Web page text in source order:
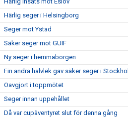
Härlig seger i Helsingborg
Seger mot Ystad
Säker seger mot GUIF
Ny seger i hemmaborgen
Fin andra halvlek gav säker seger i
Oavgjort i toppmötet
Seger innan uppehållet
Då var cupäventyret slut för denna gång